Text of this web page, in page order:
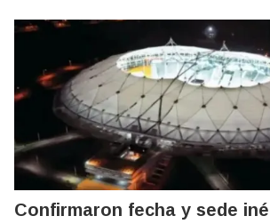
Confirmaron fecha y sede